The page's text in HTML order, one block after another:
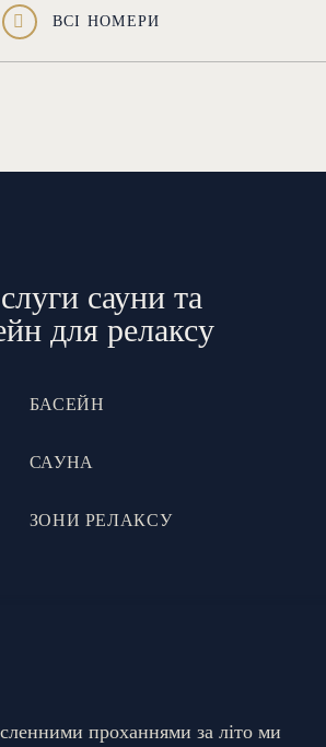
ВСІ НОМЕРИ
сауни та
для релаксу
БАСЕЙН
САУНА
ЗОНИ РЕЛАКСУ
проханнями за літо ми